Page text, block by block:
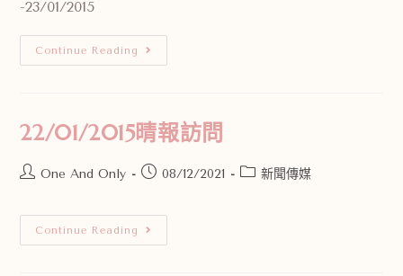
-23/01/2015
Continue Reading
22/01/2015晴報訪問
One And Only 08/12/2021 新聞傳媒
Continue Reading